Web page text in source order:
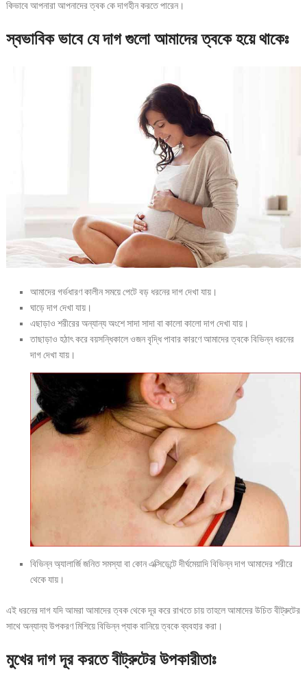
কিভাবে আপনারা আপনাদের ত্বক কে দাগহীন করতে পারেন।
স্বভাবিক ভাবে যে দাগ গুলো আমাদের ত্বকে হয়ে থাকেঃ
আমাদের গর্ভধারণ কালীন সময়ে পেটে বড় ধরনের দাগ দেখা যায়।
ঘাড়ে দাগ দেখা যায়।
এছাড়াও শরীরের অন্যান্য অংশে সাদা সাদা বা কালো কালো দাগ দেখা যায়।
তাছাড়াও হঠাৎ করে বয়সন্ধিকালে ওজন বৃদ্ধি পাবার কারণে আমাদের ত্বকে বিভিন্ন ধরনের
দাগ দেখা যায়।
বিভিন্ন অ্যালার্জি জনিত সমস্যা বা কোন এক্সিডেন্টে দীর্ঘমেয়াদি বিভিন্ন দাগ আমাদের শরীরে
থেকে যায়।
এই ধরনের দাগ যদি আমরা আমাদের ত্বক থেকে দূর করে রাখতে চায় তাহলে আমাদের উচিত বীট্রুটের
সাথে অন্যান্য উপকরণ মিশিয়ে বিভিন্ন প্যাক বানিয়ে ত্বকে ব্যবহার করা।
মুখেরদাগদূরকরতেবীট্রুটেরউপকারীতাঃ